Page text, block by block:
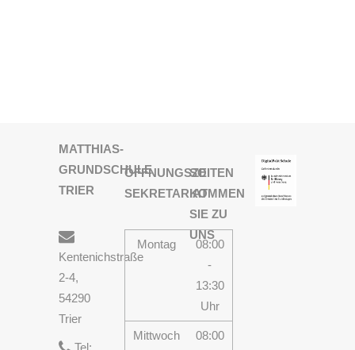
MATTHIAS-
GRUNDSCHULE
TRIER
Kentenichstraße
2-4,
54290
Trier
ÖFFNUNGSZEITEN
SEKRETARIAT
Montag
08:00
-
13:30
Uhr
Mittwoch
08:00
SO
KOMMEN
SIE ZU
UNS